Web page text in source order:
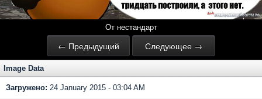
От нестандарт
← Предыдущий Следующее →
Image Data
Загружено: 24 January 2015 - 03:04 AM